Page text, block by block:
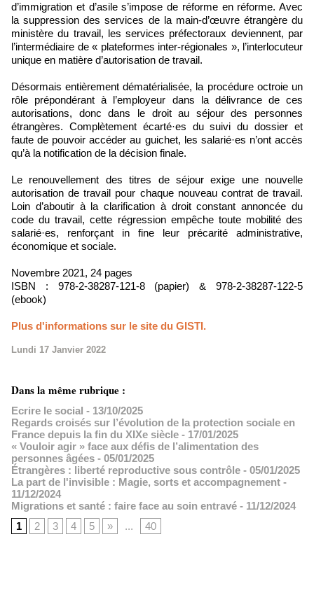
d’immigration et d’asile s’impose de réforme en réforme. Avec
la suppression des services de la main-d’œuvre étrangère du
ministère du travail, les services préfectoraux deviennent, par
l’intermédiaire de « plateformes inter-régionales », l’interlocuteur
unique en matière d’autorisation de travail.
Désormais entièrement dématérialisée, la procédure octroie un
rôle prépondérant à l’employeur dans la délivrance de ces
autorisations, donc dans le droit au séjour des personnes
étrangères. Complètement écarté·es du suivi du dossier et
faute de pouvoir accéder au guichet, les salarié·es n’ont accès
qu’à la notification de la décision finale.
Le renouvellement des titres de séjour exige une nouvelle
autorisation de travail pour chaque nouveau contrat de travail.
Loin d’aboutir à la clarification à droit constant annoncée du
code du travail, cette régression empêche toute mobilité des
salarié·es, renforçant in fine leur précarité administrative,
économique et sociale.
Novembre 2021, 24 pages
ISBN : 978-2-38287-121-8 (papier) & 978-2-38287-122-5
(ebook)
Plus d'informations sur le site du GISTI.
Lundi 17 Janvier 2022
Dans la même rubrique :
Ecrire le social - 13/10/2025
Regards croisés sur l’évolution de la protection sociale en
France depuis la fin du XIXe siècle - 17/01/2025
« Vouloir agir » face aux défis de l’alimentation des
personnes âgées - 05/01/2025
Étrangères : liberté reproductive sous contrôle - 05/01/2025
La part de l'invisible : Magie, sorts et accompagnement -
11/12/2024
Migrations et santé : faire face au soin entravé - 11/12/2024
1
2 3 4 5 » ... 40